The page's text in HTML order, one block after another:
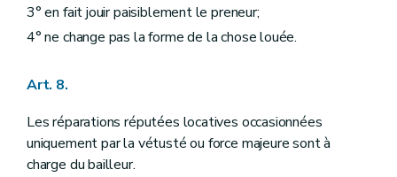
3° en fait jouir paisiblement le preneur;
4° ne change pas la forme de la chose louée.
Art. 8.
Les réparations réputées locatives occasionnées
uniquement par la vétusté ou force majeure sont à
charge du bailleur.